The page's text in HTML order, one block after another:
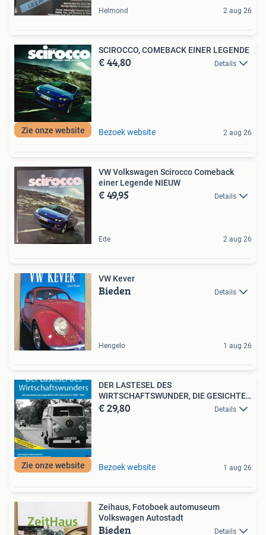
Helmond 2 aug 26
Zie onze website
SCIROCCO, COMEBACK EINER LEGENDE
€ 44,80 Details
Bezoek website 2 aug 26
VW Volkswagen Scirocco Comeback
einer Legende NIEUW
€ 49,95 Details
Ede 2 aug 26
VW Kever
Bieden Details
Hengelo 1 aug 26
Zie onze website
DER LASTESEL DES
WIRTSCHAFTSWUNDER, DIE GESICHTE
DES
€ 29,80 Details
Bezoek website 1 aug 26
Zeihaus, Fotoboek automuseum
Volkswagen Autostadt
Bieden Details